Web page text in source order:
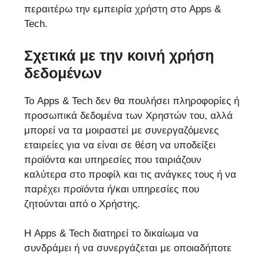
περαιτέρω την εμπειρία χρήστη στο Apps &
Tech.
Σχετικά με την κοινή χρήση
δεδομένων
Το Apps & Tech δεν θα πουλήσει πληροφορίες ή
προσωπικά δεδομένα των Χρηστών του, αλλά
μπορεί να τα μοιραστεί με συνεργαζόμενες
εταιρείες για να είναι σε θέση να υποδείξει
προϊόντα και υπηρεσίες που ταιριάζουν
καλύτερα στο προφίλ και τις ανάγκες τους ή να
παρέχει προϊόντα ή/και υπηρεσίες που
ζητούνται από ο Χρήστης.
Η Apps & Tech διατηρεί το δικαίωμα να
συνδράμει ή να συνεργάζεται με οποιαδήποτε